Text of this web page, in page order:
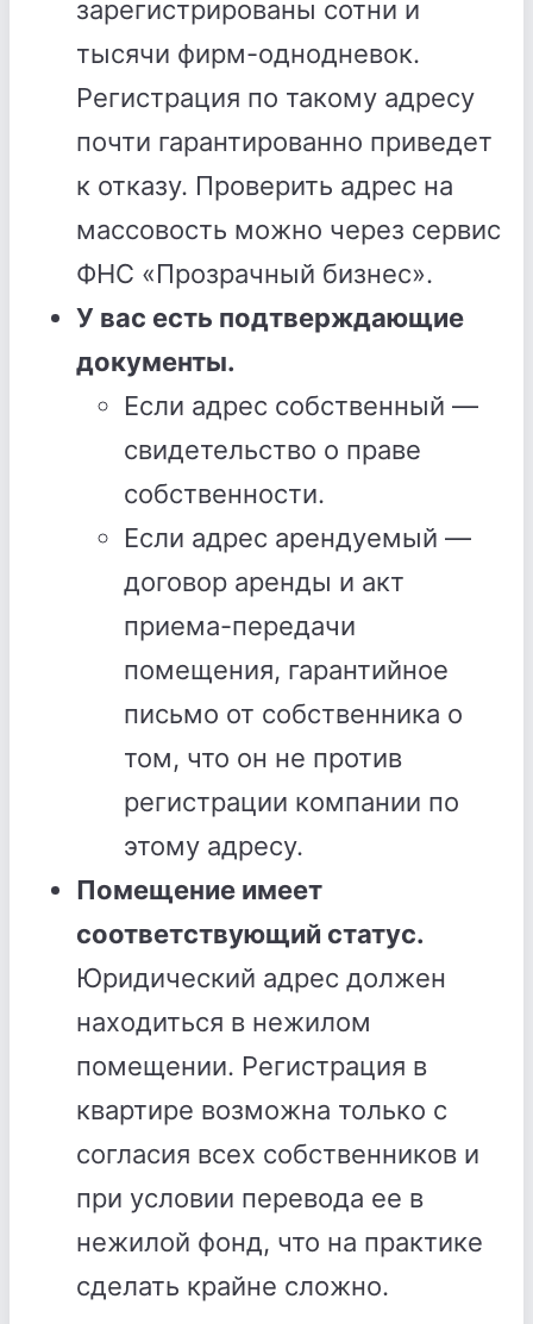
зарегистрированы сотни и
тысячи фирм-однодневок.
Регистрация по такому адресу
почти гарантированно приведет
к отказу. Проверить адрес на
массовость можно через сервис
ФНС «Прозрачный бизнес».
У вас есть подтверждающие
документы.
Если адрес собственный —
свидетельство о праве
собственности.
Если адрес арендуемый —
договор аренды и акт
приема-передачи
помещения, гарантийное
письмо от собственника о
том, что он не против
регистрации компании по
этому адресу.
Помещение имеет
соответствующий статус.
Юридический адрес должен
находиться в нежилом
помещении. Регистрация в
квартире возможна только с
согласия всех собственников и
при условии перевода ее в
нежилой фонд, что на практике
сделать крайне сложно.